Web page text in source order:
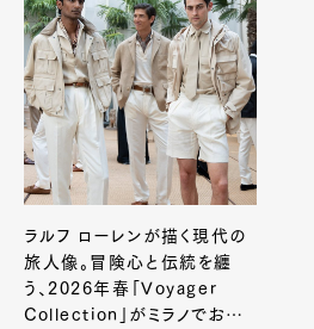
ラルフ ローレンが描く現代の
旅人像。冒険心と伝統を纏
う、2026年春「Voyager
Collection」がミラノでお披